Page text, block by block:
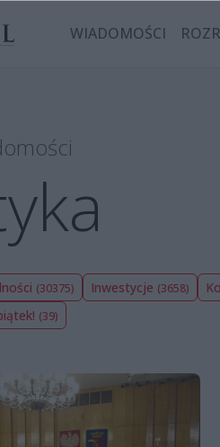
WIADOMOŚCI
(30375) Inwestycje (3658)
(39)